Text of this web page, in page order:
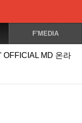
F'MEDIA
OFFICIAL MD 온라